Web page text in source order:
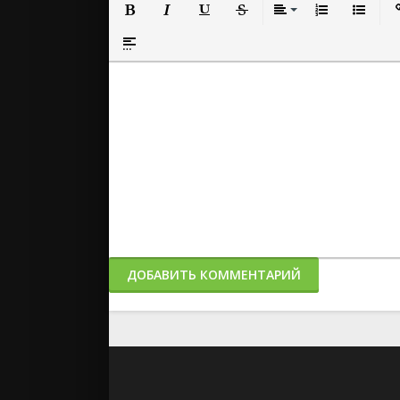
Вставка спойлера
ДОБАВИТЬ КОММЕНТАРИЙ